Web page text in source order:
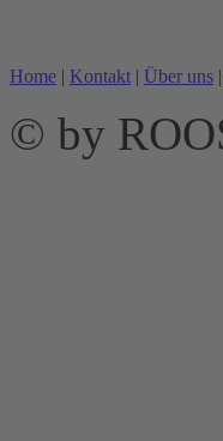
Home | Kontakt | Über uns |
© by